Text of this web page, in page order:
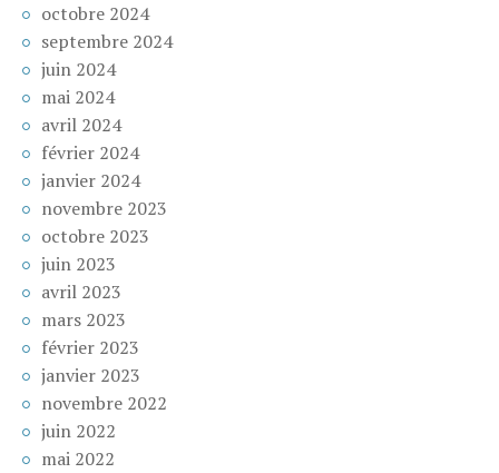
octobre 2024
septembre 2024
juin 2024
mai 2024
avril 2024
février 2024
janvier 2024
novembre 2023
octobre 2023
juin 2023
avril 2023
mars 2023
février 2023
janvier 2023
novembre 2022
juin 2022
mai 2022